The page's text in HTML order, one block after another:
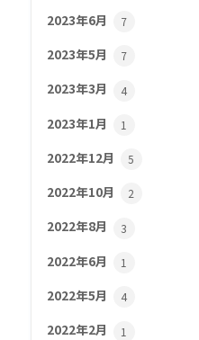
2023年6月 7
2023年5月 7
2023年3月 4
2023年1月 1
2022年12月 5
2022年10月 2
2022年8月 3
2022年6月 1
2022年5月 4
2022年2月 1